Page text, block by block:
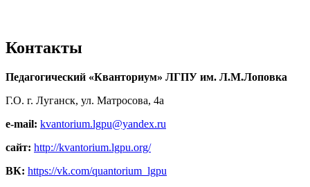
Контакты
Педагогический «Кванториум» ЛГПУ им. Л.М.Лоповка
Г.О. г. Луганск, ул. Матросова, 4а
e-mail: kvantorium.lgpu@yandex.ru
сайт: http://kvantorium.lgpu.org/
ВК: https://vk.com/quantorium_lgpu